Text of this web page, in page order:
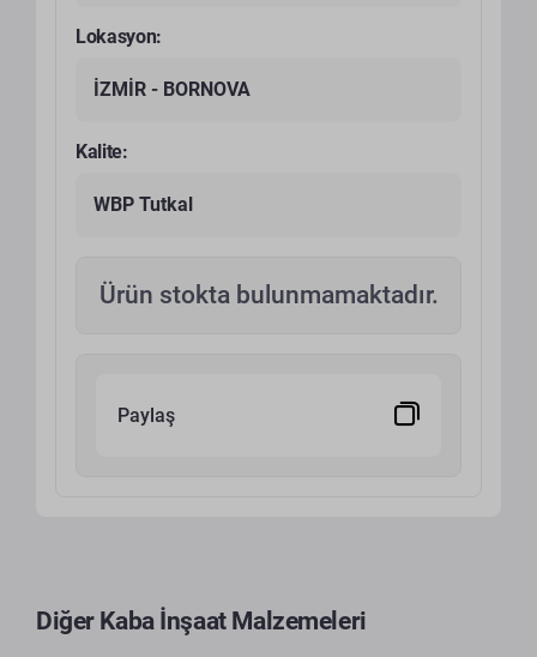
Lokasyon:
İZMİR - BORNOVA
Kalite:
WBP Tutkal
Ürün stokta bulunmamaktadır.
Paylaş
Diğer Kaba İnşaat Malzemeleri